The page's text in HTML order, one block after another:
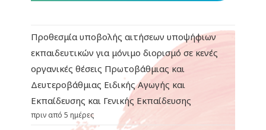
Προθεσμία υποβολής αιτήσεων υποψήφιων
εκπαιδευτικών για μόνιμο διορισμό σε κενές
οργανικές θέσεις Πρωτοβάθμιας και
Δευτεροβάθμιας Ειδικής Αγωγής και
Εκπαίδευσης και Γενικής Εκπαίδευσης
πριν από 5 ημέρες